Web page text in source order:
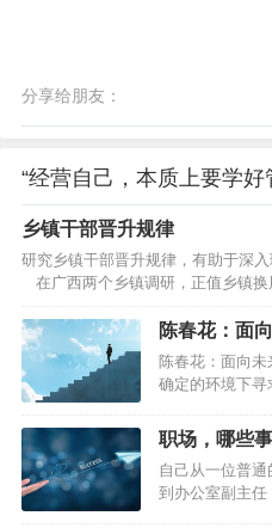
分享给朋友：
“经营自己，本质上要学好
乡镇干部晋升规律
研究乡镇干部晋升规律，有助于深
在广西两个乡镇调研，正值乡镇
几乎所有班子成员都获得了提拔或
级，重用是同级却到了更重要岗位
成员都能在五年一度的乡镇换届中
构成了对乡镇干部的巨大激励。乡
乡镇一级资源比较少，待遇比较差
干…
陈春花：面
陈春花：面向未
确定的环境下寻
平台 这是数智
系列挑战。 领
关注组织的未
职场，哪些
自己从一位普
到办公室副主任